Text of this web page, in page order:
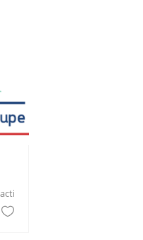
spécialisées de soutien